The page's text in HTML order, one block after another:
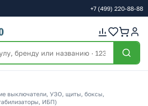
+7 (499) 220-88-88
выключатели, УЗО, щиты, боксы,
ИБП)